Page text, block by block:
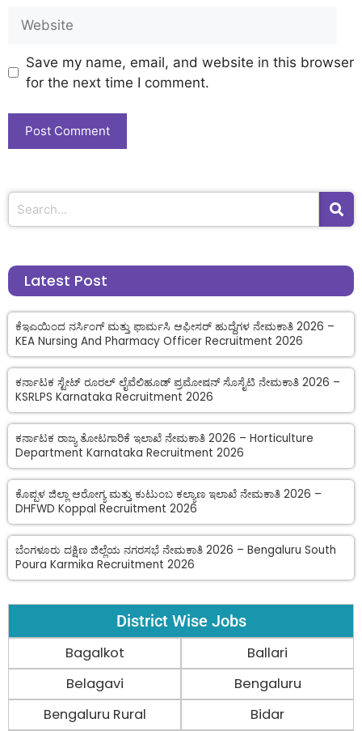
Save my name, email, and website in this browser
for the next time I comment.
Latest Post
ಕೆಇಎಯಿಂದ ನರ್ಸಿಂಗ್ ಮತ್ತು ಫಾರ್ಮಸಿ ಆಫೀಸರ್ ಹುದ್ದೆಗಳ ನೇಮಕಾತಿ 2026 –
KEA Nursing And Pharmacy Officer Recruitment 2026
ಕರ್ನಾಟಕ ಸ್ಟೇಟ್ ರೂರಲ್ ಲೈವೆಲಿಹೂಡ್ ಪ್ರಮೋಷನ್ ಸೊಸೈಟಿ ನೇಮಕಾತಿ 2026 –
KSRLPS Karnataka Recruitment 2026
ಕರ್ನಾಟಕ ರಾಜ್ಯ ತೋಟಗಾರಿಕೆ ಇಲಾಖೆ ನೇಮಕಾತಿ 2026 – Horticulture
Department Karnataka Recruitment 2026
ಕೊಪ್ಪಳ ಜಿಲ್ಲಾ ಆರೋಗ್ಯ ಮತ್ತು ಕುಟುಂಬ ಕಲ್ಯಾಣ ಇಲಾಖೆ ನೇಮಕಾತಿ 2026 –
DHFWD Koppal Recruitment 2026
ಬೆಂಗಳೂರು ದಕ್ಷಿಣ ಜಿಲ್ಲೆಯ ನಗರಸಭೆ ನೇಮಕಾತಿ 2026 – Bengaluru South
Poura Karmika Recruitment 2026
District Wise Jobs
Bagalkot
Ballari
Belagavi
Bengaluru
Bengaluru Rural
Bidar